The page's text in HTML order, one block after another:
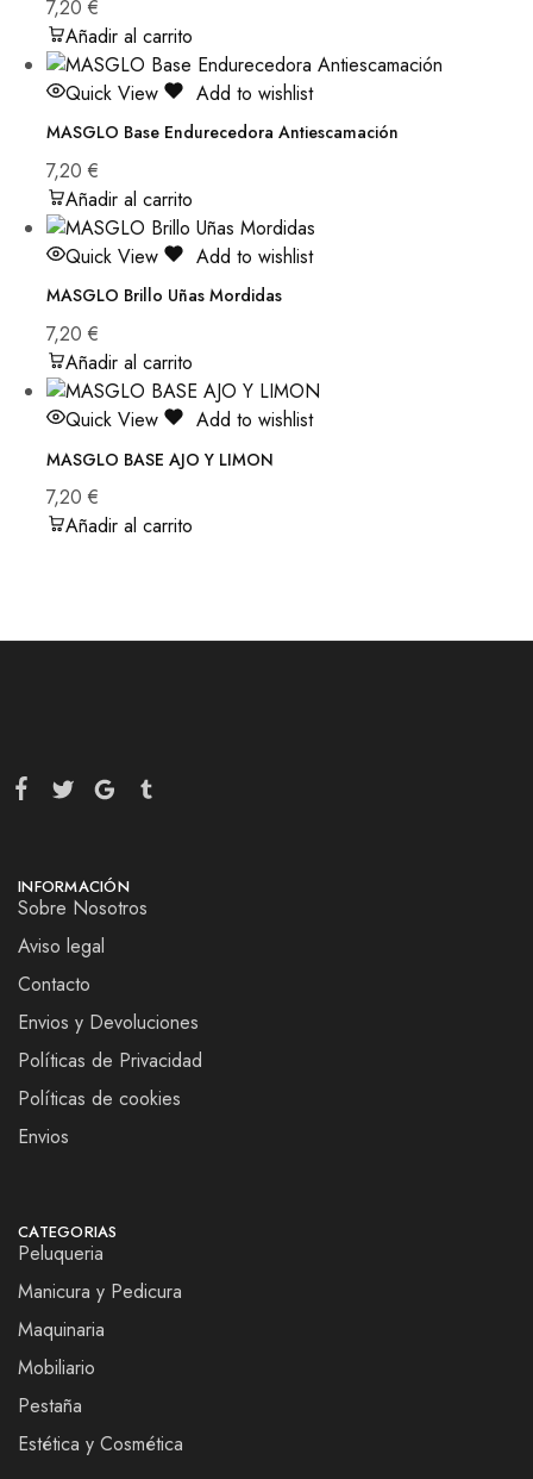
7,20 €
Añadir al carrito
Quick View Add to wishlist
MASGLO Base Endurecedora Antiescamación
7,20 €
Añadir al carrito
Quick View Add to wishlist
MASGLO Brillo Uñas Mordidas
7,20 €
Añadir al carrito
Quick View Add to wishlist
MASGLO BASE AJO Y LIMON
7,20 €
Añadir al carrito
INFORMACIÓN
Sobre Nosotros
Aviso legal
Contacto
Envios y Devoluciones
Políticas de Privacidad
Políticas de cookies
Envios
CATEGORIAS
Peluqueria
Manicura y Pedicura
Maquinaria
Mobiliario
Pestaña
Estética y Cosmética